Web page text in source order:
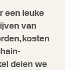
een leuke
van
kosten
delen we